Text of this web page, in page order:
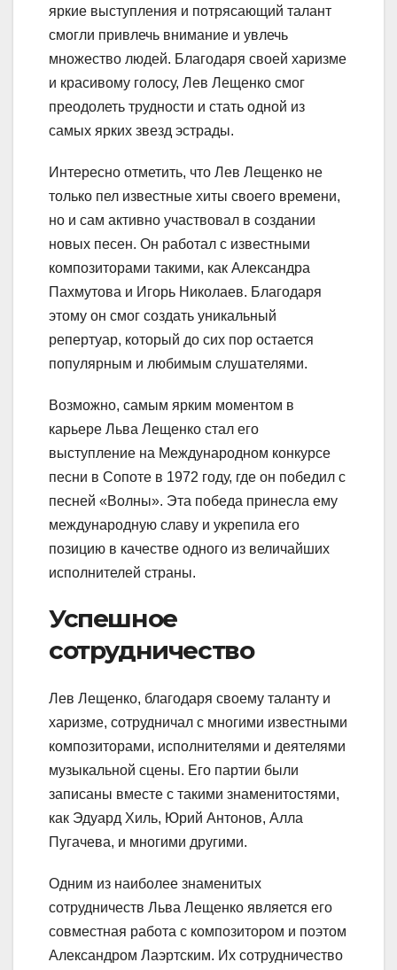
яркие выступления и потрясающий талант
смогли привлечь внимание и увлечь
множество людей. Благодаря своей харизме
и красивому голосу, Лев Лещенко смог
преодолеть трудности и стать одной из
самых ярких звезд эстрады.
Интересно отметить, что Лев Лещенко не
только пел известные хиты своего времени,
но и сам активно участвовал в создании
новых песен. Он работал с известными
композиторами такими, как Александра
Пахмутова и Игорь Николаев. Благодаря
этому он смог создать уникальный
репертуар, который до сих пор остается
популярным и любимым слушателями.
Возможно, самым ярким моментом в
карьере Льва Лещенко стал его
выступление на Международном конкурсе
песни в Сопоте в 1972 году, где он победил с
песней «Волны». Эта победа принесла ему
международную славу и укрепила его
позицию в качестве одного из величайших
исполнителей страны.
Успешное
сотрудничество
Лев Лещенко, благодаря своему таланту и
харизме, сотрудничал с многими известными
композиторами, исполнителями и деятелями
музыкальной сцены. Его партии были
записаны вместе с такими знаменитостями,
как Эдуард Хиль, Юрий Антонов, Алла
Пугачева, и многими другими.
Одним из наиболее знаменитых
сотрудничеств Льва Лещенко является его
совместная работа с композитором и поэтом
Александром Лаэртским. Их сотрудничество